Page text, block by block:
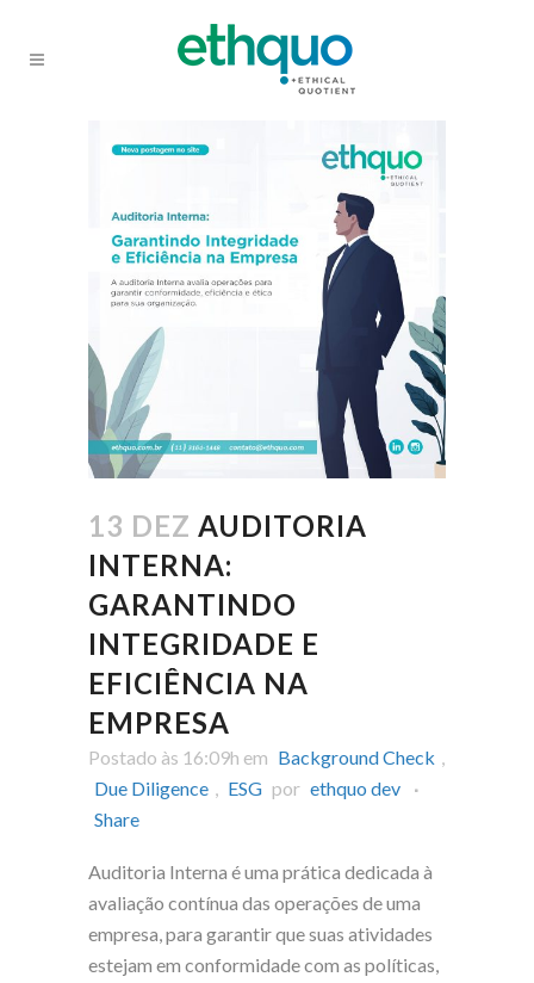
13 DEZ AUDITORIA
INTERNA:
GARANTINDO
INTEGRIDADE E
EFICIÊNCIA NA
EMPRESA
Postado às 16:09h em Background Check ,
Due Diligence , ESG por ethquo dev
Share
Auditoria Interna é uma prática dedicada à
avaliação contínua das operações de uma
empresa, para garantir que suas atividades
estejam em conformidade com as políticas,